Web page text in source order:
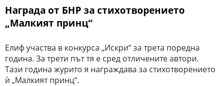
Награда от БНР за стихотворението
„Малкият принц“
Елиф участва в конкурса „Искри“ за трета поредна
година. За трети път тя е сред отличените автори.
Тази година журито я награждава за стихотворението
ѝ „Малкият принц“.